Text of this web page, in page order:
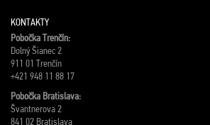
KONTAKTY
Pobočka Trenčín:
Dolný Šianec 2
911 01 Trenčín
+421 948 11 88 17
Pobočka Bratislava:
Švantnerova 2
841 02 Bratislava